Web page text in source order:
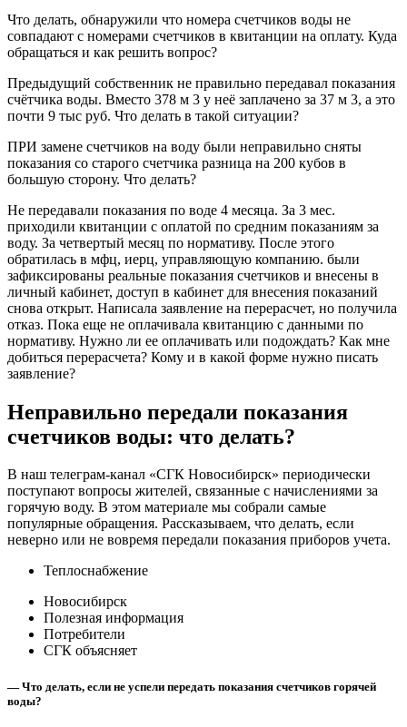
Что делать, обнаружили что номера счетчиков воды не
совпадают с номерами счетчиков в квитанции на оплату. Куда
обращаться и как решить вопрос?
Предыдущий собственник не правильно передавал показания
счётчика воды. Вместо 378 м 3 у неё заплачено за 37 м 3, а это
почти 9 тыс руб. Что делать в такой ситуации?
ПРИ замене счетчиков на воду были неправильно сняты
показания со старого счетчика разница на 200 кубов в
большую сторону. Что делать?
Не передавали показания по воде 4 месяца. За 3 мес.
приходили квитанции с оплатой по средним показаниям за
воду. За четвертый месяц по нормативу. После этого
обратилась в мфц, иерц, управляющую компанию. были
зафиксированы реальные показания счетчиков и внесены в
личный кабинет, доступ в кабинет для внесения показаний
снова открыт. Написала заявление на перерасчет, но получила
отказ. Пока еще не оплачивала квитанцию с данными по
нормативу. Нужно ли ее оплачивать или подождать? Как мне
добиться перерасчета? Кому и в какой форме нужно писать
заявление?
Неправильно передали показания
счетчиков воды: что делать?
В наш телеграм-канал «СГК Новосибирск» периодически
поступают вопросы жителей, связанные с начислениями за
горячую воду. В этом материале мы собрали самые
популярные обращения. Рассказываем, что делать, если
неверно или не вовремя передали показания приборов учета.
Теплоснабжение
Новосибирск
Полезная информация
Потребители
СГК объясняет
— Что делать, если не успели передать показания счетчиков горячей
воды?